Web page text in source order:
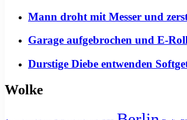
Mann droht mit Messer und
Garage aufgebrochen und E-
Durstige Diebe entwenden
Wolke